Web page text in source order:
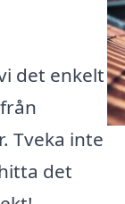
det enkelt
Tveka inte
det